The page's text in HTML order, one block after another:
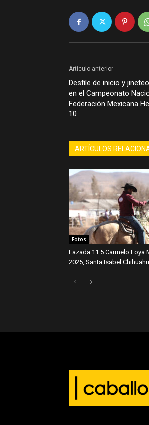
Artículo anterior
Desfile de inicio y
en el Campeonato
Federación Mexicana
10
ARTÍCULOS
Fotos
Lazada 11.5 Carmelo Loya
2025, Santa Isabel